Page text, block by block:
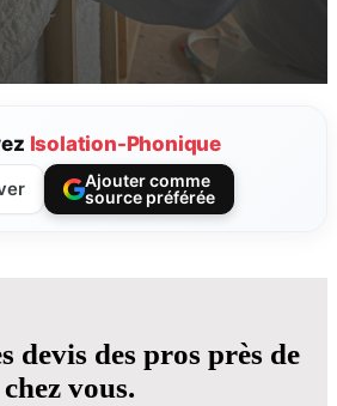
Isolation-Phonique
Ajouter comme
source préférée
devis des pros près de
chez vous.